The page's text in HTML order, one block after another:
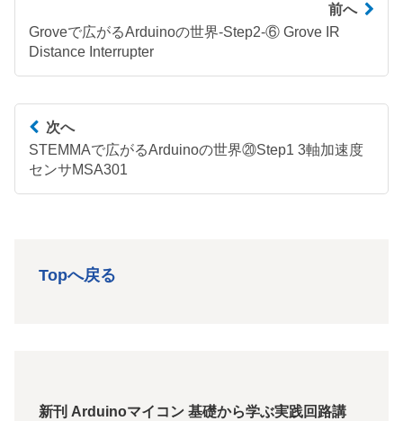
前へ
Groveで広がるArduinoの世界-Step2-⑥ Grove IR
Distance Interrupter
次へ
STEMMAで広がるArduinoの世界⑳Step1 3軸加速度
センサMSA301
Topへ戻る
新刊 Arduinoマイコン 基礎から学ぶ実践回路講